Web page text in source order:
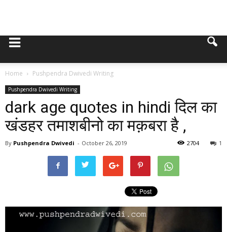
Home Pushpendra Dwivedi Writing
Pushpendra Dwivedi Writing
dark age quotes in hindi दिल का
खंडहर तमाशबीनो का मक़बरा है ,
By Pushpendra Dwivedi - October 26, 2019 1
2704